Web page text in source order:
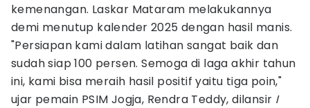
kemenangan. Laskar Mataram melakukannya
demi menutup kalender 2025 dengan hasil manis.
"Persiapan kami dalam latihan sangat baik dan
sudah siap 100 persen. Semoga di laga akhir tahun
ini, kami bisa meraih hasil positif yaitu tiga poin,"
ujar pemain PSIM Jogja, Rendra Teddy, dilansir I